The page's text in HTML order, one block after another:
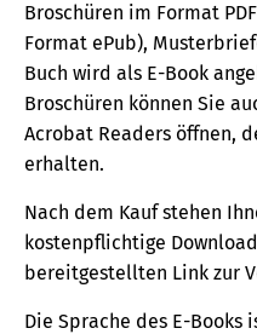
Broschüren im Format
Format ePub),
Buch wird als E-Book
Broschüren können Sie
Acrobat Readers öffnen,
erhalten.
Nach dem Kauf stehen
kostenpflichtige
bereitgestellten Link zur
Die Sprache des E-Books